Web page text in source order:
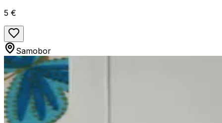
5 €
Samobor